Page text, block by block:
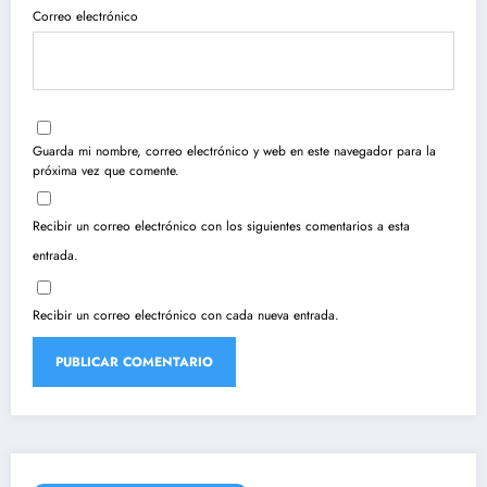
Correo electrónico
Guarda mi nombre, correo electrónico y web en este navegador para la
próxima vez que comente.
Recibir un correo electrónico con los siguientes comentarios a esta
entrada.
Recibir un correo electrónico con cada nueva entrada.